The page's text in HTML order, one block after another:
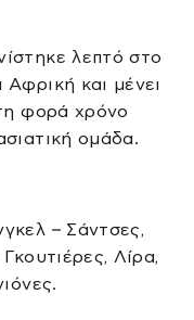
λεπτό στο
και μένει
φορά χρόνο
ομάδα.
– Σάντσες,
Λίρα,